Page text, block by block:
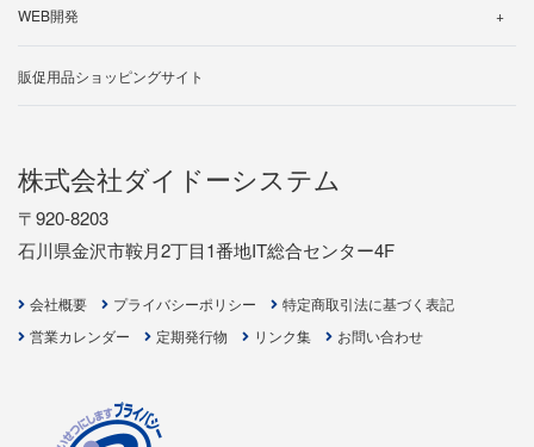
ライセンスの追加について
帳票一覧
WEB開発
販促用品ショッピングサイト
株式会社ダイドーシステム
〒920-8203
石川県金沢市鞍月2丁目1番地IT総合センター4F
会社概要 プライバシーポリシー
特定商取引法に基づく表記
営業カレンダー
定期発行物 リンク集 お問い合わせ